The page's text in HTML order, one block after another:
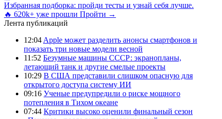
Избранная подборка: пройди тесты и узнай себя лучше.
🔥 620k+ уже прошли Пройти →
Лента публикаций
12:04 Apple может разделить анонсы смартфонов и
показать три новые модели весной
11:52 Безумные машины СССР: экранопланы,
летающий танк и другие смелые проекты
10:29 В США представили слишком опасную для
открытого доступа систему ИИ
09:16 Ученые предупредили о риске мощного
потепления в Тихом океане
07:44 Критики высоко оценили финальный сезон